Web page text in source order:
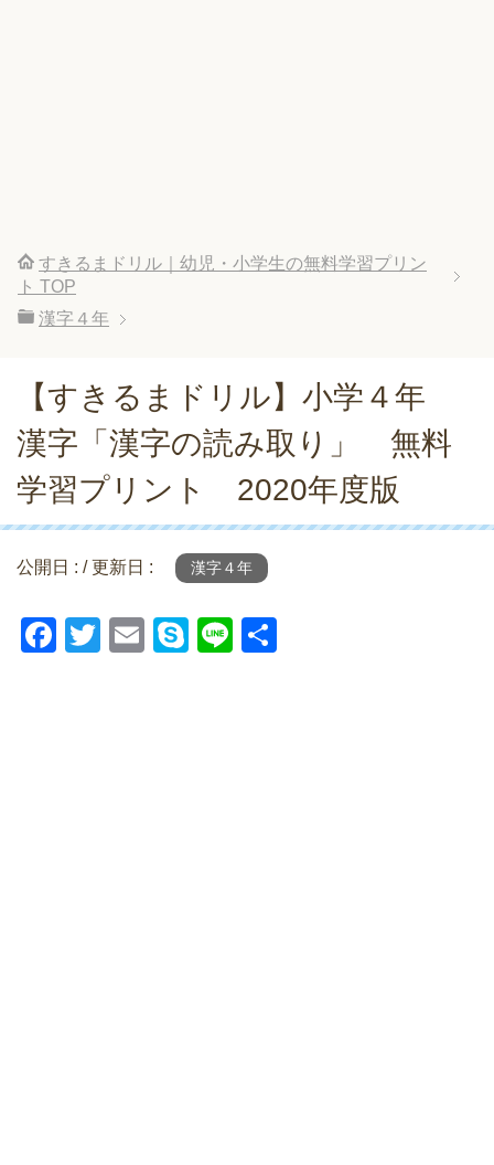
すきるまドリル｜幼児・小学生の無料学習プリン
ト TOP
漢字４年
【すきるまドリル】小学４年
漢字「漢字の読み取り」 無料
学習プリント 2020年度版
公開日 : / 更新日 : 漢字４年
F
T
E
S
Li